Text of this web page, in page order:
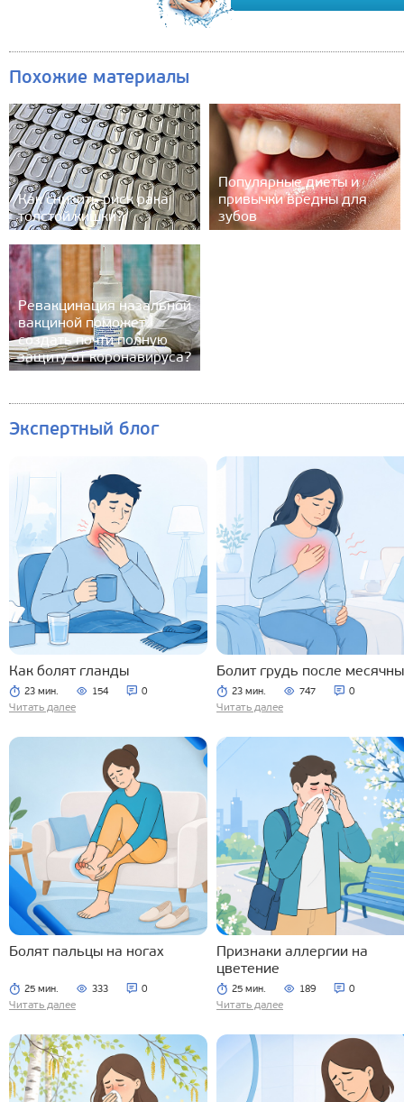
Похожие материалы
Как снизить риск рака
толстой кишки?
Популярные диеты и
привычки вредны для
зубов
Ревакцинация назальной
вакциной поможет
создать почти полную
защиту от коронавируса?
Экспертный блог
Как болят гланды
23 мин. 154 0
Читать далее
Болит грудь после
23 мин. 747 0
Читать далее
Болят пальцы на ногах
25 мин. 333 0
Читать далее
Признаки аллергии на
цветение
25 мин. 189 0
Читать далее